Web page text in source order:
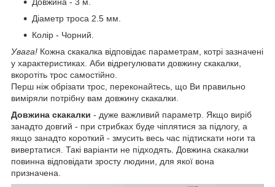
Довжина - 3 м.
Діаметр троса 2.5 мм.
Колір - Чорний.
Увага! Кожна скакалка відповідає параметрам, котрі зазначені
у характеристиках. Аби відрегулювати довжину скакалки,
вкоротіть трос самостійно.
Перш ніж обрізати трос, переконайтесь, що Ви правильно
виміряли потрібну вам довжину скакалки.
Довжина скакалки - дуже важливий параметр. Якщо виріб
занадто довгий - при стрибках буде чіплятися за підлогу, а
якщо занадто короткий - змусить весь час підтискати ноги та
вивертатися. Такі варіанти не підходять. Довжина скакалки
повинна відповідати зросту людини, для якої вона
призначена.